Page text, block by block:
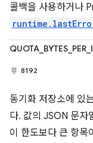
콜백을 사용하거나
8192
동기화 저장소에 있
다. 값의 JSON 문자
이 한도보다 큰 항목